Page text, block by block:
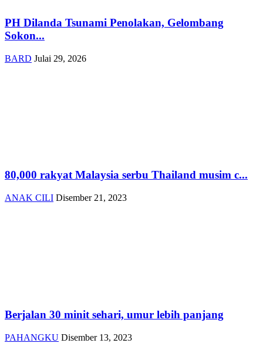
PH Dilanda Tsunami Penolakan, Gelombang
Sokon...
BARD Julai 29, 2026
80,000 rakyat Malaysia serbu Thailand musim c...
ANAK CILI Disember 21, 2023
Berjalan 30 minit sehari, umur lebih panjang
PAHANGKU Disember 13, 2023